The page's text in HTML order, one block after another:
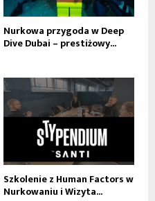
Nurkowa przygoda w Deep
Dive Dubai – prestiżowy...
Szkolenie z Human Factors w
Nurkowaniu i Wizyta...